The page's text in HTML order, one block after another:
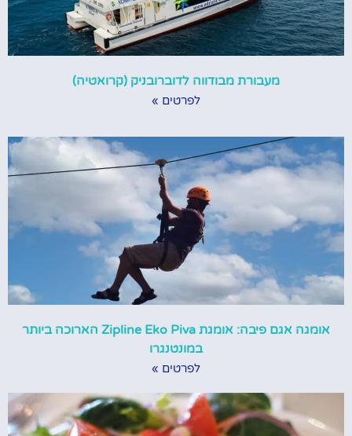
מעבורת מבודווה לדוברובניק (קרואטיה)
לפרטים »
אומגה אגם פיבה: אומגת Zipline Eko Piva הארוכה ביותר
במונטנגרו
לפרטים »